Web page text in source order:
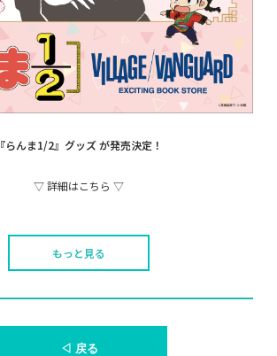
『らんま1/2』 グッズ が発売決定！
▽ 詳細はこちら ▽
もっと見る
◁ 戻る